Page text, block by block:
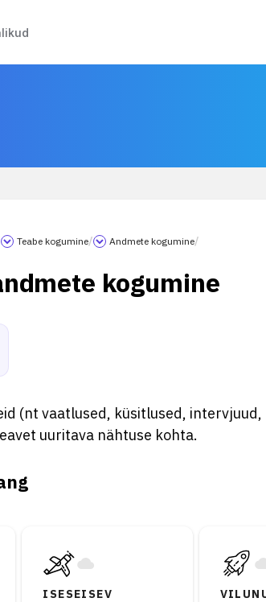
Teabe kogumine/ Andmete kogumine/
kogumine
(nt vaatlused, küsitlused,
uuritava nähtuse kohta.
ISESEISEV